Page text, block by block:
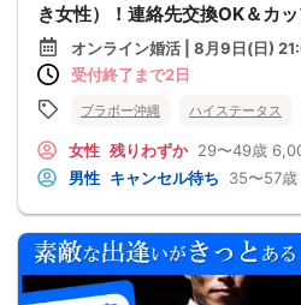
き女性）！連絡先交換OK＆カ
オンライン婚活 | 8月9日(日)
受付終了まで2日
ブラボー沖縄 ハイステータス
女性 残りわずか 29〜49歳
男性 キャンセル待ち 35〜57歳